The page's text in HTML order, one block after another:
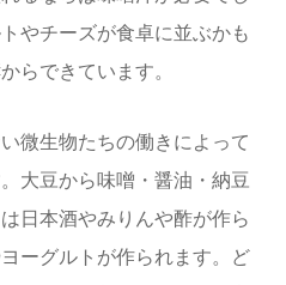
やチーズが食卓に並ぶかも
らできています。
微生物たちの働きによって
大豆から味噌・醤油・納豆
日本酒やみりんや酢が作ら
ーグルトが作られます。ど